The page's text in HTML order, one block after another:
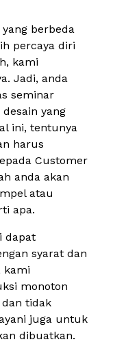
berbeda
percaya diri
kami
Jadi, anda
seminar
yang
ini, tentunya
harus
Customer
anda akan
atau
apa.
dapat
syarat dan
kami
monoton
tidak
juga untuk
dibuatkan.